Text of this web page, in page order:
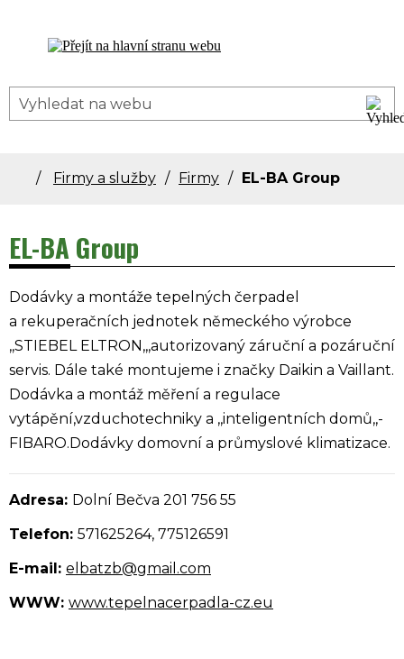
Dolní Bečva - oficiální stránky obce
Firmy a služby Firmy EL-BA Group
EL-BA Group
Dodávky a montáže tepelných čerpadel
a rekuperačních jednotek německého výrobce
,,STIEBEL ELTRON,,,autorizovaný záruční a pozáruční
servis. Dále také montujeme i značky Daikin a Vaillant.
Dodávka a montáž měření a regulace
vytápění,vzduchotechniky a ,,inteligentních domů,,-
FIBARO.Dodávky domovní a průmyslové klimatizace.
Adresa: Dolní Bečva 201 756 55
Telefon: 571625264, 775126591
E-mail: elbatzb@gmail.com
WWW: www.tepelnacerpadla-cz.eu